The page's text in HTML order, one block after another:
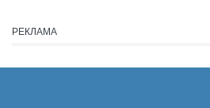
РЕКЛАМА